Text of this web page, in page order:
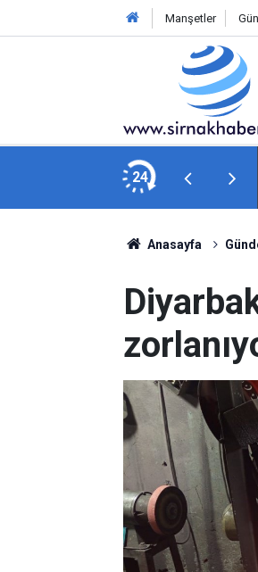
Manşetler
24
Anasayfa